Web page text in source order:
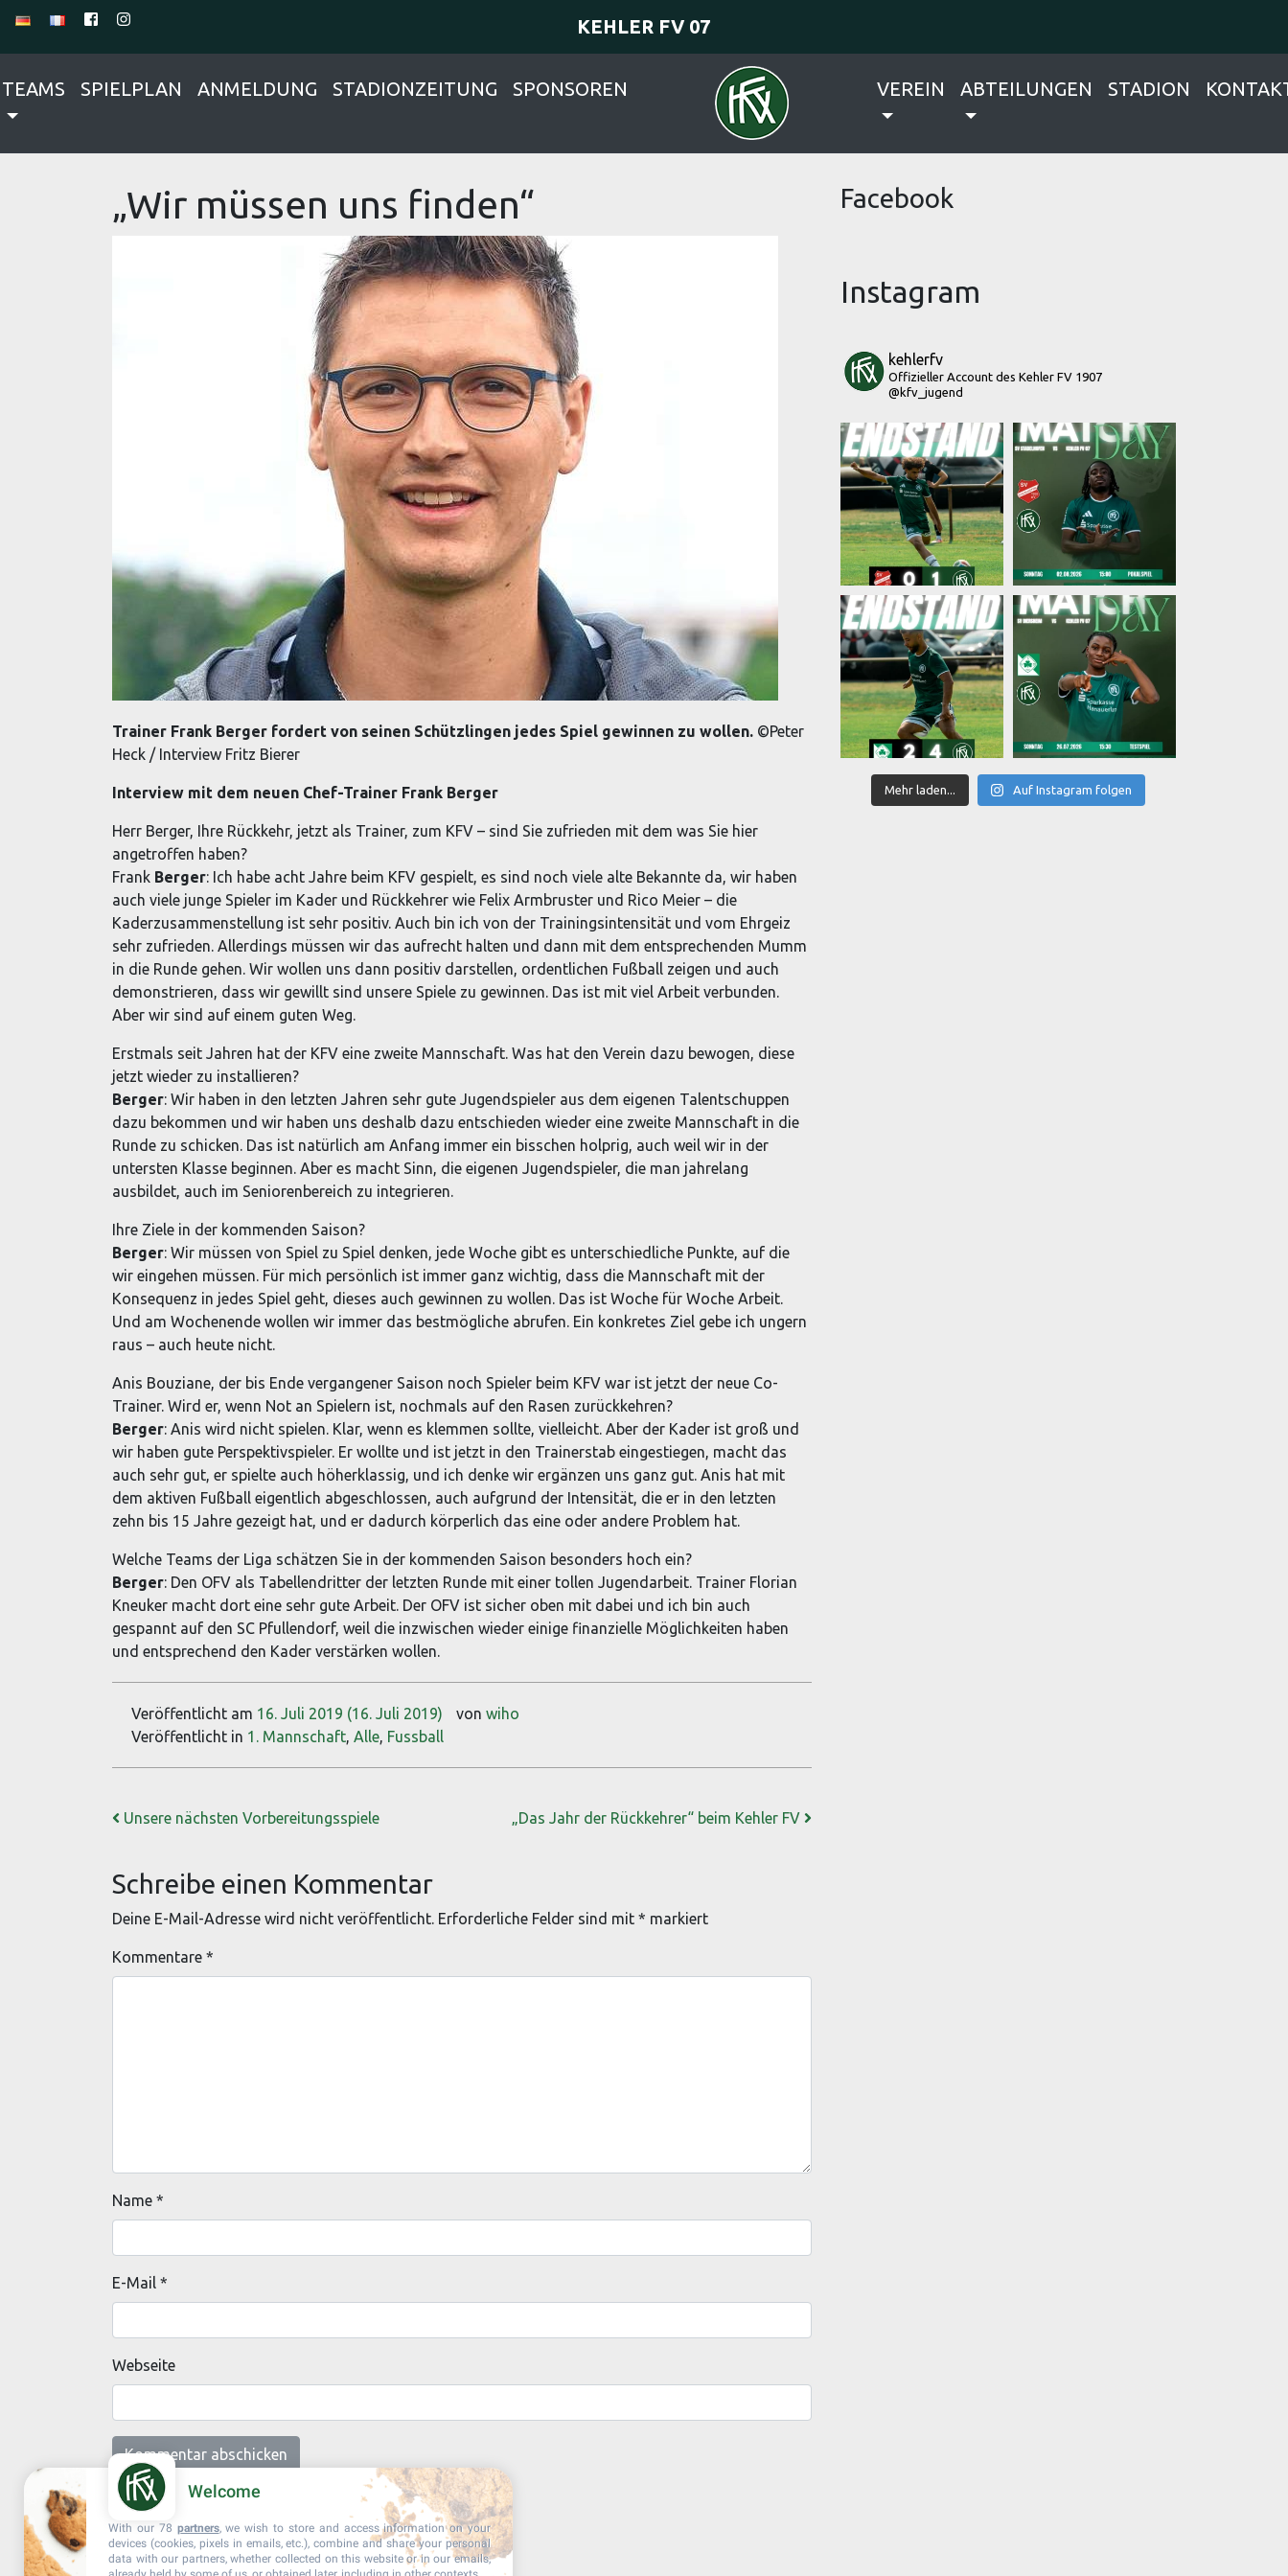
KEHLER FV 07
TEAMS SPIELPLAN ANMELDUNG STADIONZEITUNG SPONSOREN VEREIN ABTEILUNGEN STADION
„Wir müssen uns finden“
Trainer Frank Berger fordert von seinen Schützlingen jedes Spiel gewinnen zu wollen. ©Peter
Heck / Interview Fritz Bierer
Interview mit dem neuen Chef-Trainer Frank Berger
Herr Berger, Ihre Rückkehr, jetzt als Trainer, zum KFV – sind Sie zufrieden mit dem was Sie hier
angetroffen haben?
Frank Berger: Ich habe acht Jahre beim KFV gespielt, es sind noch viele alte Bekannte da, wir haben
auch viele junge Spieler im Kader und Rückkehrer wie Felix Armbruster und Rico Meier – die
Kaderzusammenstellung ist sehr positiv. Auch bin ich von der Trainingsintensität und vom Ehrgeiz
sehr zufrieden. Allerdings müssen wir das aufrecht halten und dann mit dem entsprechenden Mumm
in die Runde gehen. Wir wollen uns dann positiv darstellen, ordentlichen Fußball zeigen und auch
demonstrieren, dass wir gewillt sind unsere Spiele zu gewinnen. Das ist mit viel Arbeit verbunden.
Aber wir sind auf einem guten Weg.
Erstmals seit Jahren hat der KFV eine zweite Mannschaft. Was hat den Verein dazu bewogen, diese
jetzt wieder zu installieren?
Berger: Wir haben in den letzten Jahren sehr gute Jugendspieler aus dem eigenen Talentschuppen
dazu bekommen und wir haben uns deshalb dazu entschieden wieder eine zweite Mannschaft in die
Runde zu schicken. Das ist natürlich am Anfang immer ein bisschen holprig, auch weil wir in der
untersten Klasse beginnen. Aber es macht Sinn, die eigenen Jugendspieler, die man jahrelang
ausbildet, auch im Seniorenbereich zu integrieren.
Ihre Ziele in der kommenden Saison?
Berger: Wir müssen von Spiel zu Spiel denken, jede Woche gibt es unterschiedliche Punkte, auf die
wir eingehen müssen. Für mich persönlich ist immer ganz wichtig, dass die Mannschaft mit der
Konsequenz in jedes Spiel geht, dieses auch gewinnen zu wollen. Das ist Woche für Woche Arbeit.
Und am Wochenende wollen wir immer das bestmögliche abrufen. Ein konkretes Ziel gebe ich ungern
raus – auch heute nicht.
Anis Bouziane, der bis Ende vergangener Saison noch Spieler beim KFV war ist jetzt der neue Co-
Trainer. Wird er, wenn Not an Spielern ist, nochmals auf den Rasen zurückkehren?
Berger: Anis wird nicht spielen. Klar, wenn es klemmen sollte, vielleicht. Aber der Kader ist groß und
wir haben gute Perspektivspieler. Er wollte und ist jetzt in den Trainerstab eingestiegen, macht das
auch sehr gut, er spielte auch höherklassig, und ich denke wir ergänzen uns ganz gut. Anis hat mit
dem aktiven Fußball eigentlich abgeschlossen, auch aufgrund der Intensität, die er in den letzten
zehn bis 15 Jahre gezeigt hat, und er dadurch körperlich das eine oder andere Problem hat.
Welche Teams der Liga schätzen Sie in der kommenden Saison besonders hoch ein?
Berger: Den OFV als Tabellendritter der letzten Runde mit einer tollen Jugendarbeit. Trainer Florian
Kneuker macht dort eine sehr gute Arbeit. Der OFV ist sicher oben mit dabei und ich bin auch
gespannt auf den SC Pfullendorf, weil die inzwischen wieder einige finanzielle Möglichkeiten haben
und entsprechend den Kader verstärken wollen.
Veröffentlicht am 16. Juli 2019 (16. Juli 2019) von wiho
Veröffentlicht in 1. Mannschaft, Alle, Fussball
Beitrags-Navigation
Unsere nächsten Vorbereitungsspiele „Das Jahr der Rückkehrer“ beim Kehler FV
Schreibe einen Kommentar
Deine E-Mail-Adresse wird nicht veröffentlicht. Erforderliche Felder sind mit * markiert
Kommentare *
Name *
E-Mail *
Webseite
Facebook
Instagram
kehlerfv
Offizieller Account des Kehler FV 1907
@kfv_jugend
Mehr laden... Auf Instagram folgen
Welcome
With our 78 partners, we wish to store and access information on your
devices (cookies, pixels in emails, etc.), combine and share your personal
data with our partners, whether collected on this website or in our emails,